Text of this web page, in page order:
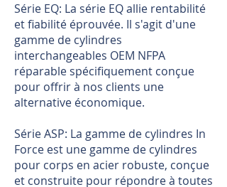
Série EQ: La série EQ allie rentabilité
et fiabilité éprouvée. Il s'agit d'une
gamme de cylindres
interchangeables OEM NFPA
réparable spécifiquement conçue
pour offrir à nos clients une
alternative économique.
Série ASP: La gamme de cylindres In
Force est une gamme de cylindres
pour corps en acier robuste, conçue
et construite pour répondre à toutes